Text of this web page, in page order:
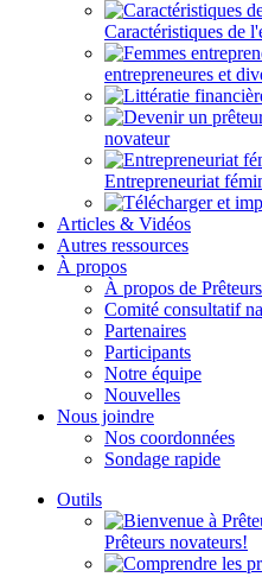
Caractéristiques de
entrepreneures et
novateur
Entrepreneuriat
Articles & Vidéos
Autres ressources
À propos
À propos de
Comité consultatif
Partenaires
Participants
Notre équipe
Nouvelles
Nous joindre
Nos coordonnées
Sondage rapide
Outils
Prêteurs novateurs!